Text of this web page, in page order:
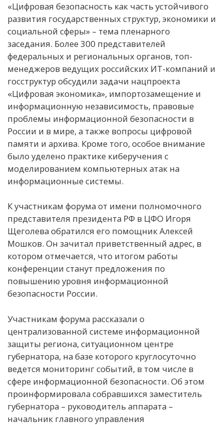
«Цифровая безопасность как часть устойчивого
развития государственных структур, экономики и
социальной сферы» – тема пленарного
заседания. Более 300 представителей
федеральных и региональных органов, топ-
менеджеров ведущих российских ИТ-компаний и
госструктур обсудили задачи нацпроекта
«Цифровая экономика», импортозамещение и
информационную независимость, правовые
проблемы информационной безопасности в
России и в мире, а также вопросы цифровой
памяти и архива. Кроме того, особое внимание
было уделено практике киберучения с
моделированием компьютерных атак на
информационные системы.
К участникам форума от имени полномочного
представителя президента РФ в ЦФО Игоря
Щеголева обратился его помощник Алексей
Мошков. Он зачитал приветственный адрес, в
котором отмечается, что итогом работы
конференции станут предложения по
повышению уровня информационной
безопасности России.
Участникам форума рассказали о
централизованной системе информационной
защиты региона, ситуационном центре
губернатора, на базе которого круглосуточно
ведется мониторинг событий, в том числе в
сфере информационной безопасности. Об этом
проинформировала собравшихся заместитель
губернатора – руководитель аппарата –
начальник главного управления